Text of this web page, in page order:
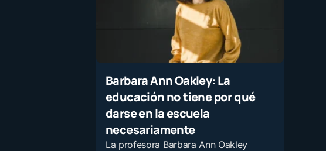
Barbara Ann Oakley: La
educación no tiene por qué
darse en la escuela
necesariamente
La profesora Barbara Ann Oakley